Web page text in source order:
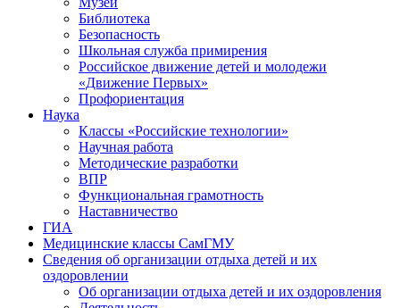
Библиотека
Безопасность
Школьная служба примирения
Российское движение детей и молодежи
«Движение Первых»
Профориентация
Наука
Классы «Российские технологии»
Научная работа
Методические разработки
ВПР
Функциональная грамотность
Наставничество
ГИА
Медицинские классы СамГМУ
Сведения об организации отдыха детей и их
оздоровлении
Об организации отдыха детей и их оздоровления